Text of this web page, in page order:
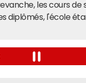
les cours de
diplômés, l'école